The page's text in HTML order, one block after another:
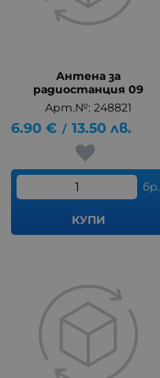
Антена за
радиостанция 09
Арт.№: 248821
6.90 € / 13.50 лв.
бр.
КУПИ